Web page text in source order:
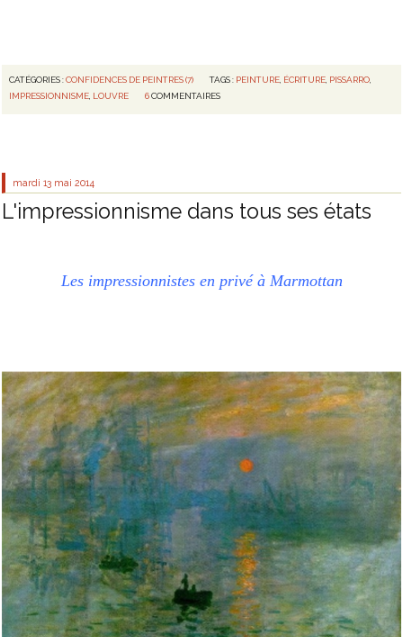
CATÉGORIES :CONFIDENCES DE PEINTRES (7) TAGS : PEINTURE ÉCRITURE PISSARRO
IMPRESSIONNISME LOUVRE 6 COMMENTAIRES
mardi 13 mai 2014
L'impressionnisme dans tous ses états
Les impressionnistes en privé à Marmottan